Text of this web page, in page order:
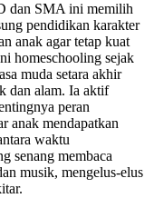
dan SMA ini memilih
pendidikan karakter
anak agar tetap kuat
homeschooling sejak
muda setara akhir
dan alam. Ia aktif
peran
anak mendapatkan
waktu
senang membaca
musik, mengelus-elus